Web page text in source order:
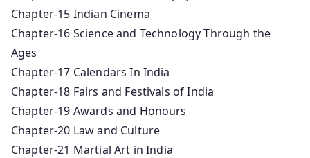
Chapter-15 Indian Cinema
Chapter-16 Science and Technology Through the
Ages
Chapter-17 Calendars In India
Chapter-18 Fairs and Festivals of India
Chapter-19 Awards and Honours
Chapter-20 Law and Culture
Chapter-21 Martial Art in India